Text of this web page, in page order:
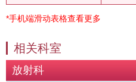
*手机端滑动表格查看更多
相关科室
放射科